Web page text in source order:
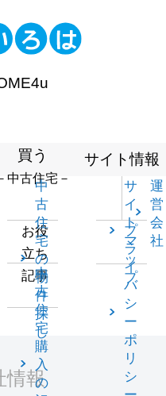
買う
中古住宅－
中
古
住
宅
の
物
件
探
し
お役
立ち
記事
中
古
住
宅
購
入
の
サイト情報
サ
イ
ト
マ
ッ
プ
運
営
会
社
プ
ラ
イ
バ
シ
ー
ポ
リ
シ
情報